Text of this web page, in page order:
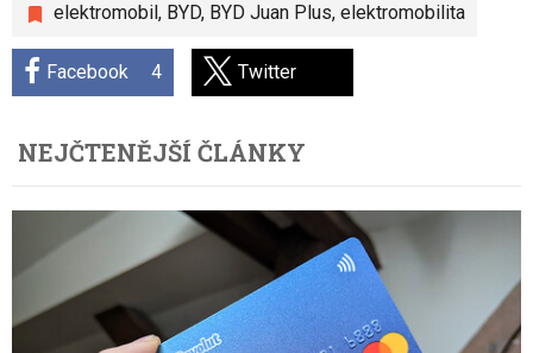
elektromobil, BYD, BYD Juan Plus, elektromobilita
Facebook 4 Twitter
NEJČTENĚJŠÍ ČLÁNKY